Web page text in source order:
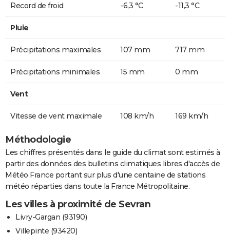
Record de froid -6,3 °C -11,3 °C
Pluie
Précipitations maximales 107 mm 717 mm
Précipitations minimales 15 mm 0 mm
Vent
Vitesse de vent maximale 108 km/h 169 km/h
Méthodologie
Les chiffres présentés dans le guide du climat sont estimés à
partir des données des bulletins climatiques libres d'accès de
Météo France portant sur plus d'une centaine de stations
météo réparties dans toute la France Métropolitaine.
Les villes à proximité de Sevran
Livry-Gargan (93190)
Villepinte (93420)